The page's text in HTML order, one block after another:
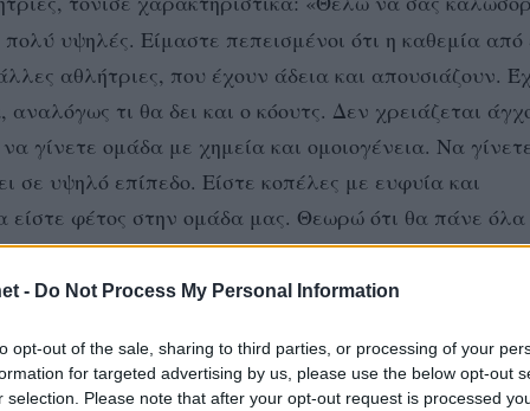
- Do Not Process My Personal Information
opt-out of the sale, sharing to third parties, or processing of your
for targeted advertising by us, please use the below opt-out
selection. Please note that after your opt-out request is processed
υψηλές. Είμαστε πεπεισμένοι ότι η καθεμία από
αθλήτριες, που έχουν άδεια και απουσιάζουν.
τι θα δει και ο κόουτς. Δεν χρειάζεται
γίνετε ομάδα με χημεία και ομοιογένεια. Να
σε υψηλό επίπεδο. Είστε κοπέλες με ευφυία και
είστε φέτος στην ομάδα μας. Θεωρώ ότι θα πάνε
βήμα-βήμα. Υπάρχει κόσμος που θα είναι
το αγωνιστικό σκέλος. Δεν θέλω να σας απασχολεί
χρυσούς σταθμούς στην ιστορία του
για όλα. Πάνω απ’ όλα, όμως, η ΑΕΚ είναι ιστορική
οι αξίες της. Αυτό δεν μπορεί να το